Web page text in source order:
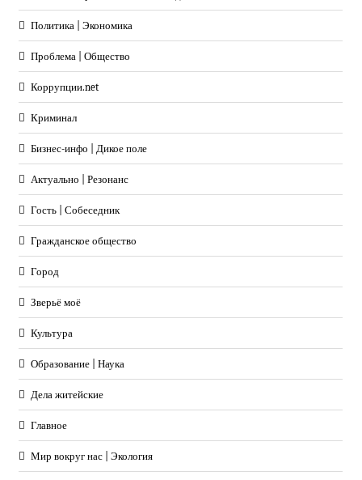
Политика | Экономика
Проблема | Общество
Коррупции.net
Криминал
Бизнес-инфо | Дикое поле
Актуально | Резонанс
Гость | Собеседник
Гражданское общество
Город
Зверьё моё
Культура
Образование | Наука
Дела житейские
Главное
Мир вокруг нас | Экология